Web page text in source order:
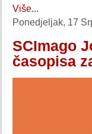
Više...
Ponedjeljak, 17
SCImago
časopisa